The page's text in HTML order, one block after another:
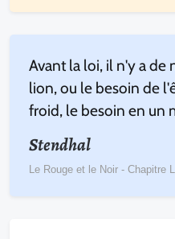
Avant la loi, il n'y a de
lion, ou le besoin de
froid, le besoin en un
Stendhal
Le Rouge et le Noir - Chapitre